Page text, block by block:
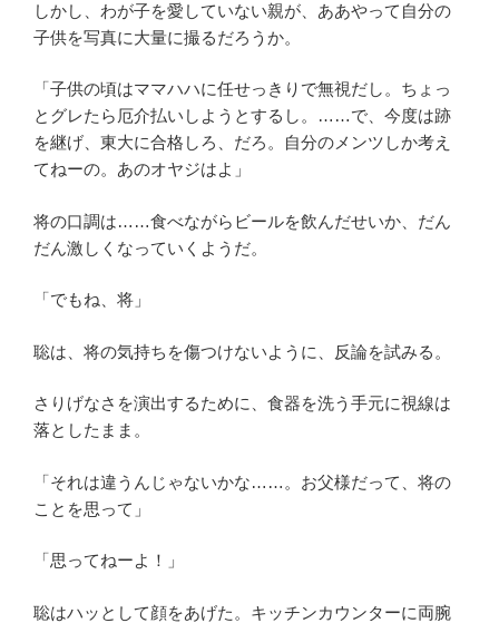
しかし、わが子を愛していない親が、ああやって自分の
子供を写真に大量に撮るだろうか。
「子供の頃はママハハに任せっきりで無視だし。ちょっ
とグレたら厄介払いしようとするし。……で、今度は跡
を継げ、東大に合格しろ、だろ。自分のメンツしか考え
てねーの。あのオヤジはよ」
将の口調は……食べながらビールを飲んだせいか、だん
だん激しくなっていくようだ。
「でもね、将」
聡は、将の気持ちを傷つけないように、反論を試みる。
さりげなさを演出するために、食器を洗う手元に視線は
落としたまま。
「それは違うんじゃないかな……。お父様だって、将の
ことを思って」
「思ってねーよ！」
聡はハッとして顔をあげた。キッチンカウンターに両腕